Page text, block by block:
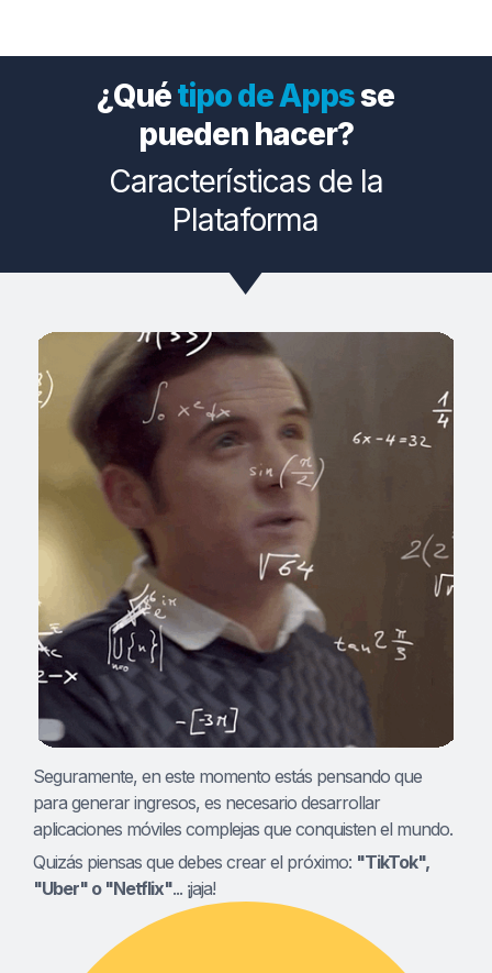
¿Quétipo de Appsse
pueden hacer?
Características de la
Plataforma
Seguramente, en este momento estás pensando que
para generar ingresos, es necesario desarrollar
aplicaciones móviles complejas que conquisten el mundo.
Quizás piensas que debes crear el próximo: "TikTok",
"Uber" o "Netflix"... ¡jaja!